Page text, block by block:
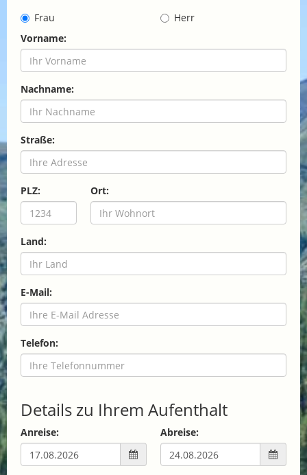
Frau
Herr
Vorname:
Nachname:
Straße:
PLZ: Ort:
Land:
E-Mail:
Telefon:
Details zu Ihrem Aufenthalt
Anreise: Abreise: